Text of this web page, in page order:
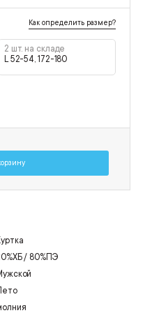
Как определить размер?
2 шт. на складе
L 52-54, 172-180
/ 80%ПЭ